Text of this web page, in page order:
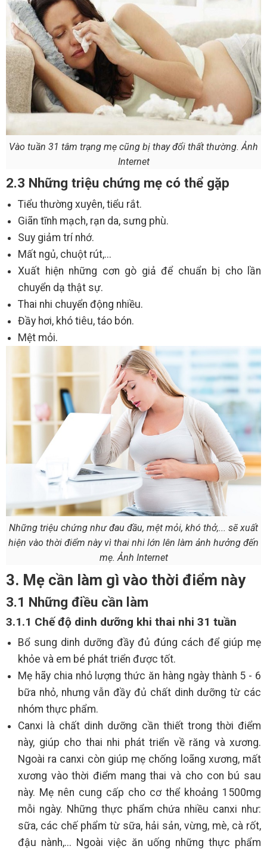
Vào tuần 31 tâm trạng mẹ cũng bị thay đổi thất thường. Ảnh
Internet
2.3 Những triệu chứng mẹ có thể gặp
Tiểu thường xuyên, tiểu rắt.
Giãn tĩnh mạch, rạn da, sưng phù.
Suy giảm trí nhớ.
Mất ngủ, chuột rút,...
Xuất hiện những cơn gò giả để chuẩn bị cho lần
chuyển dạ thật sự.
Thai nhi chuyển động nhiều.
Đầy hơi, khó tiêu, táo bón.
Mệt mỏi.
Những triệu chứng như đau đầu, mệt mỏi, khó thở,... sẽ xuất
hiện vào thời điểm này vì thai nhi lớn lên làm ảnh hưởng đến
mẹ. Ảnh Internet
3. Mẹ cần làm gì vào thời điểm này
3.1 Những điều cần làm
3.1.1 Chế độ dinh dưỡng khi thai nhi 31 tuần
Bổ sung dinh dưỡng đầy đủ đúng cách để giúp mẹ
khỏe và em bé phát triển được tốt.
Mẹ hãy chia nhỏ lượng thức ăn hàng ngày thành 5 - 6
bữa nhỏ, nhưng vẫn đầy đủ chất dinh dưỡng từ các
nhóm thực phẩm.
Canxi là chất dinh dưỡng cần thiết trong thời điểm
này, giúp cho thai nhi phát triển về răng và xương.
Ngoài ra canxi còn giúp mẹ chống loãng xương, mất
xương vào thời điểm mang thai và cho con bú sau
này. Mẹ nên cung cấp cho cơ thể khoảng 1500mg
mỗi ngày. Những thực phẩm chứa nhiều canxi như:
sữa, các chế phẩm từ sữa, hải sản, vừng, mè, cà rốt,
đậu nành,... Ngoài việc ăn uống những thực phẩm